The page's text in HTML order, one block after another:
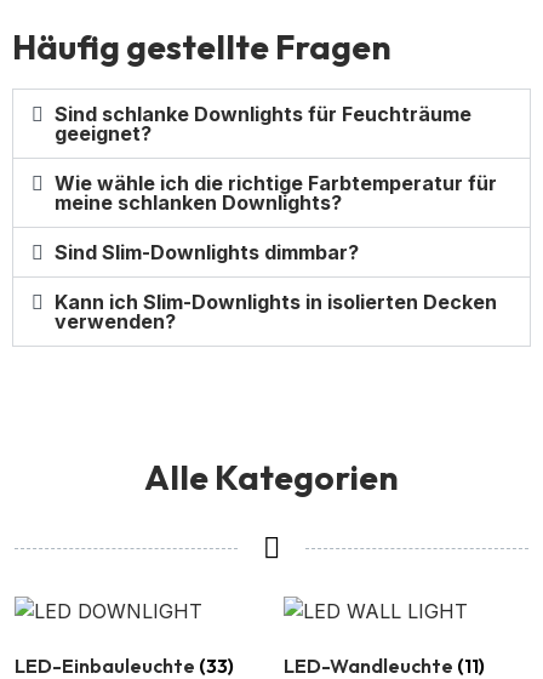
Häufig gestellte Fragen
Sind schlanke Downlights für Feuchträume
geeignet?
Wie wähle ich die richtige Farbtemperatur für
meine schlanken Downlights?
Sind Slim-Downlights dimmbar?
Kann ich Slim-Downlights in isolierten Decken
verwenden?
Alle Kategorien
LED-Einbauleuchte (33) LED-Wandleuchte (11)